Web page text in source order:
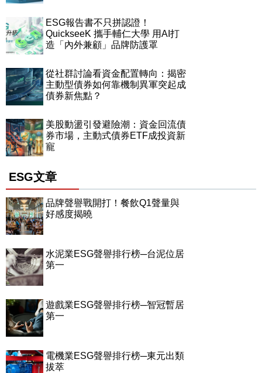
ESG報告書不只拼認證！
QuickseeK 攜手輔仁大學 用AI打
造「內外兼顧」品牌防護罩
從社群討論看資金配置轉向：揭密
主動型債券如何靠機制異軍突起成
債券新焦點？
美股動盪引發避險潮：資金回流債
券市場，主動式債券ETF成投資新
寵
ESG文章
品牌聲譽戰開打！餐飲Q1聲量與
好感度揭曉
水泥業ESG聲譽排行榜─台泥位居
第一
遊戲業ESG聲譽排行榜─智冠暫居
第一
電機業ESG聲譽排行榜─東元出類
拔萃